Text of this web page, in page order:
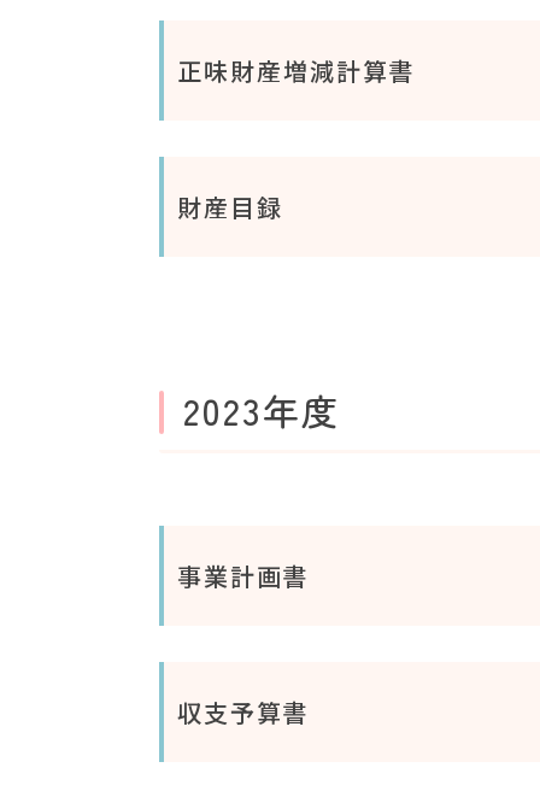
正味財産増減計算書
財産目録
2023年度
事業計画書
収支予算書